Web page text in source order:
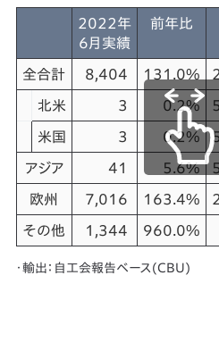
2022年
6月実績
前年比
全合計 8,404 131.0%
北米 3 0.2%
米国 3 0.2%
アジア 41 5.6%
欧州 7,016 163.4%
その他 1,344 960.0%
・輸出：自工会報告ベース(CBU)